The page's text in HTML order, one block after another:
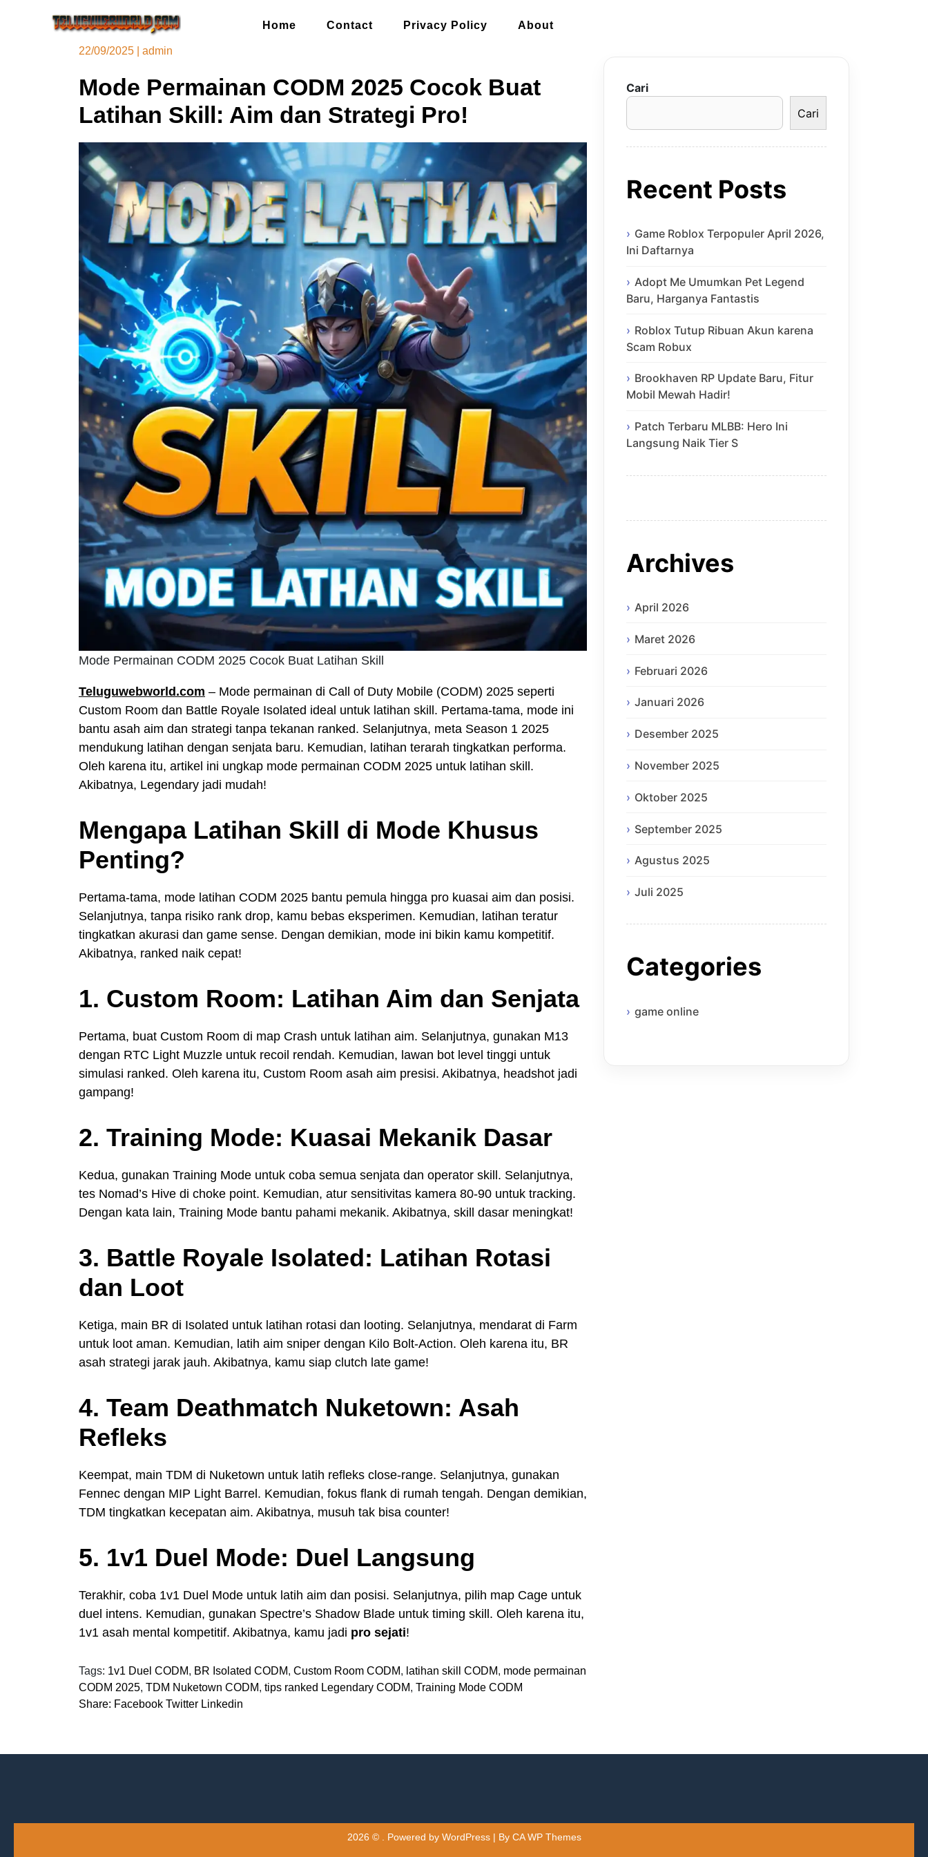
Home Contact Privacy Policy About
22/09/2025 admin
Mode Permainan CODM 2025 Cocok Buat
Latihan Skill: Aim dan Strategi Pro!
Mode Permainan CODM 2025 Cocok Buat Latihan Skill
Teluguwebworld.com – Mode permainan di Call of Duty Mobile (CODM) 2025 seperti
Custom Room dan Battle Royale Isolated ideal untuk latihan skill. Pertama-tama, mode ini
bantu asah aim dan strategi tanpa tekanan ranked. Selanjutnya, meta Season 1 2025
mendukung latihan dengan senjata baru. Kemudian, latihan terarah tingkatkan performa.
Oleh karena itu, artikel ini ungkap mode permainan CODM 2025 untuk latihan skill.
Akibatnya, Legendary jadi mudah!
Mengapa Latihan Skill di Mode Khusus
Penting?
Pertama-tama, mode latihan CODM 2025 bantu pemula hingga pro kuasai aim dan posisi.
Selanjutnya, tanpa risiko rank drop, kamu bebas eksperimen. Kemudian, latihan teratur
tingkatkan akurasi dan game sense. Dengan demikian, mode ini bikin kamu kompetitif.
Akibatnya, ranked naik cepat!
1. Custom Room: Latihan Aim dan Senjata
Pertama, buat Custom Room di map Crash untuk latihan aim. Selanjutnya, gunakan M13
dengan RTC Light Muzzle untuk recoil rendah. Kemudian, lawan bot level tinggi untuk
simulasi ranked. Oleh karena itu, Custom Room asah aim presisi. Akibatnya, headshot jadi
gampang!
2. Training Mode: Kuasai Mekanik Dasar
Kedua, gunakan Training Mode untuk coba semua senjata dan operator skill. Selanjutnya,
tes Nomad’s Hive di choke point. Kemudian, atur sensitivitas kamera 80-90 untuk tracking.
Dengan kata lain, Training Mode bantu pahami mekanik. Akibatnya, skill dasar meningkat!
3. Battle Royale Isolated: Latihan Rotasi
dan Loot
Ketiga, main BR di Isolated untuk latihan rotasi dan looting. Selanjutnya, mendarat di Farm
untuk loot aman. Kemudian, latih aim sniper dengan Kilo Bolt-Action. Oleh karena itu, BR
asah strategi jarak jauh. Akibatnya, kamu siap clutch late game!
4. Team Deathmatch Nuketown: Asah
Refleks
Keempat, main TDM di Nuketown untuk latih refleks close-range. Selanjutnya, gunakan
Fennec dengan MIP Light Barrel. Kemudian, fokus flank di rumah tengah. Dengan demikian,
TDM tingkatkan kecepatan aim. Akibatnya, musuh tak bisa counter!
5. 1v1 Duel Mode: Duel Langsung
Terakhir, coba 1v1 Duel Mode untuk latih aim dan posisi. Selanjutnya, pilih map Cage untuk
duel intens. Kemudian, gunakan Spectre’s Shadow Blade untuk timing skill. Oleh karena itu,
1v1 asah mental kompetitif. Akibatnya, kamu jadi pro sejati!
Tags: 1v1 Duel CODM, BR Isolated CODM, Custom Room CODM, latihan skill CODM, mode permainan
CODM 2025, TDM Nuketown CODM, tips ranked Legendary CODM, Training Mode CODM
Share: Facebook Twitter Linkedin
Cari
Cari
Recent Posts
Game Roblox Terpopuler April 2026,
Ini Daftarnya
Adopt Me Umumkan Pet Legend
Baru, Harganya Fantastis
Roblox Tutup Ribuan Akun karena
Scam Robux
Brookhaven RP Update Baru, Fitur
Mobil Mewah Hadir!
Patch Terbaru MLBB: Hero Ini
Langsung Naik Tier S
Archives
April 2026
Maret 2026
Februari 2026
Januari 2026
Desember 2025
November 2025
Oktober 2025
September 2025
Agustus 2025
Juli 2025
Categories
game online
2026 © . Powered by WordPress | By CA WP Themes